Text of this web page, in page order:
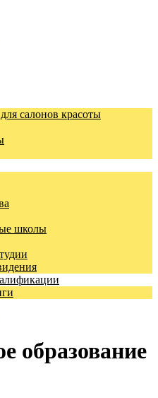
салонов красоты
школы
образование